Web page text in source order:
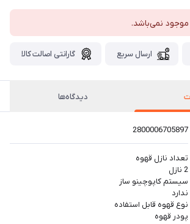
نمی‌باشد.
ارسال سریع گارانتی اصالت کالا
دیدگاه‌ها
2800006705897
تعداد نازل قهوه
2 نازل
سیستم کاپوچینو ساز
ندارد
نوع قهوه قابل استفاده
پودر قهوه